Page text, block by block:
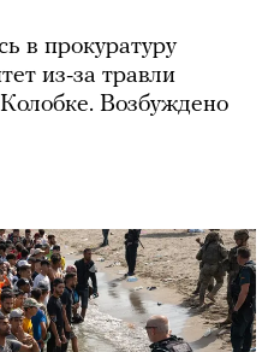
в прокуратуру
из-за травли
Возбуждено